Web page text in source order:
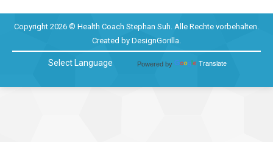
Copyright 2026 © Health Coach Stephan Suh. Alle Rechte vorbehalten.
Created by DesignGorilla
Powered by Translate